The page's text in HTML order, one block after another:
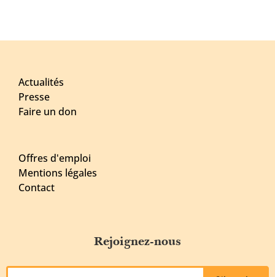
Actualités
Presse
Faire un don
Offres d'emploi
Mentions légales
Contact
Rejoignez-nous